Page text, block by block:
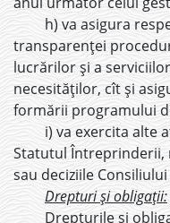
h) va asigura
transparenței
lucrărilor și a
necesităților, cît și
formării programului
i) va exercita alte
Statutul
sau deciziile
Drepturi și obligații:
Drepturile și